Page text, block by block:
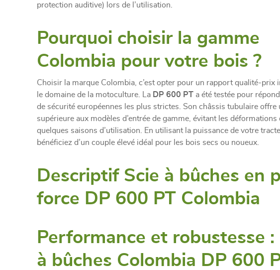
protection auditive) lors de l’utilisation.
Pourquoi choisir la gamme
Colombia pour votre bois ?
Choisir la marque Colombia, c’est opter pour un rapport qualité-prix
le domaine de la motoculture. La DP 600 PT a été testée pour
de sécurité européennes les plus strictes. Son châssis tubulaire offre
supérieure aux modèles d’entrée de gamme, évitant les déformations
quelques saisons d’utilisation. En utilisant la puissance de votre
bénéficiez d’un couple élevé idéal pour les bois secs ou noueux.
Descriptif Scie à bûches en
force DP 600 PT Colombia
Performance et robustesse :
à bûches Colombia DP 600